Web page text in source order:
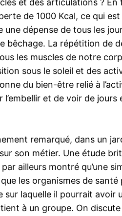
et des articulations ?
de 1000 Kcal, ce qui
dépense de tous les
bêchage. La répétition de
les muscles de notre
sous le soleil et des
du bien-être relié à
et de voir de
remarqué, dans un
son métier. Une étude
ailleurs montré qu’une
que les organismes de
laquelle il pourrait
à un groupe. On